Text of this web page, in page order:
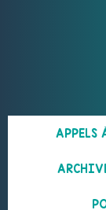
APPELS